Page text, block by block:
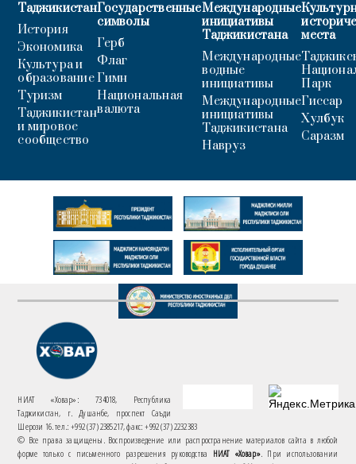
Таджикистан
История
Экономика
Культура и
образование
Туризм
Таджикистан
и мировое
сообщество
Государственные
символы
Герб
Флаг
Гимн
Национальная
валюта
Международные
инициативы
Таджикистана
Международные
водные
инициативы
Международные
инициативы
Таджикистана
Навруз
места
Парк
Гиссар
Хулбук
Саразм
НИАТ «Ховар»: 734018, Республика
Таджикистан, г. Душанбе, проспект Саъди
Шерози 16. тел.: +992 (37) 2385217, факс: +992 (37) 2232383
© Все права защищены. Воспроизведение или распространение материалов сайта в любой
форме только с письменного разрешения руководства НИАТ «Ховар». При использовании